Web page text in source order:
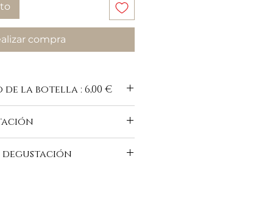
compra
la botella : 6,00 €
degustación
una nariz delicada que